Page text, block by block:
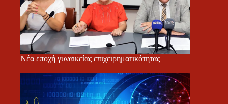
Νέα εποχή γυναικείας επιχειρηματικότητας